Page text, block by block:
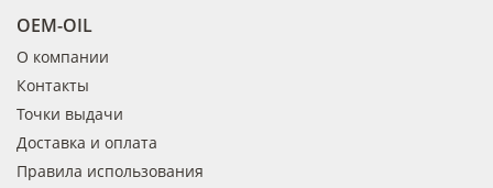
OEM-OIL
О компании
Контакты
Точки выдачи
Доставка и оплата
Правила использования